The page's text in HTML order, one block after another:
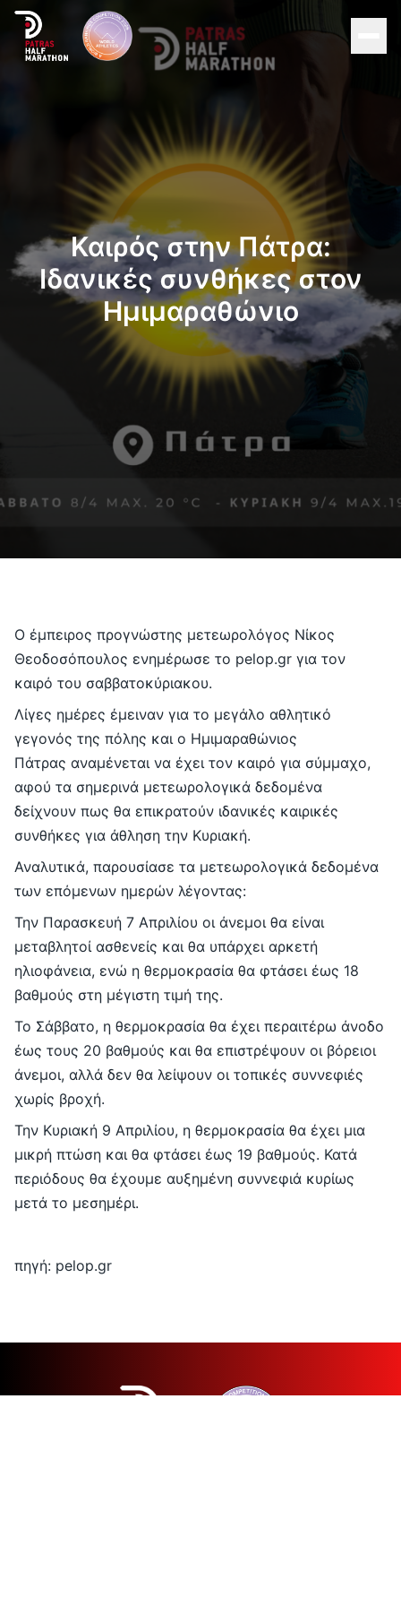
Υποστηρικτές
About Patras
Καιρός στην Πάτρα:
Ιδανικές συνθήκες στον
Ημιμαραθώνιο
Ο έμπειρος προγνώστης μετεωρολόγος Νίκος
Θεοδοσόπουλος ενημέρωσε το pelop.gr για τον
καιρό του σαββατοκύριακου.
Λίγες ημέρες έμειναν για το μεγάλο αθλητικό
γεγονός της πόλης και ο Ημιμαραθώνιος
Πάτρας αναμένεται να έχει τον καιρό για σύμμαχο,
αφού τα σημερινά μετεωρολογικά δεδομένα
δείχνουν πως θα επικρατούν ιδανικές καιρικές
συνθήκες για άθληση την Κυριακή.
Αναλυτικά, παρουσίασε τα μετεωρολογικά δεδομένα
των επόμενων ημερών λέγοντας:
Την Παρασκευή 7 Απριλίου οι άνεμοι θα είναι
μεταβλητοί ασθενείς και θα υπάρχει αρκετή
ηλιοφάνεια, ενώ η θερμοκρασία θα φτάσει έως 18
βαθμούς στη μέγιστη τιμή της.
Το Σάββατο, η θερμοκρασία θα έχει περαιτέρω άνοδο
έως τους 20 βαθμούς και θα επιστρέψουν οι βόρειοι
άνεμοι, αλλά δεν θα λείψουν οι τοπικές συννεφιές
χωρίς βροχή.
Την Κυριακή 9 Απριλίου, η θερμοκρασία θα έχει μια
μικρή πτώση και θα φτάσει έως 19 βαθμούς. Κατά
περιόδους θα έχουμε αυξημένη συννεφιά κυρίως
μετά το μεσημέρι.
πηγή: pelop.gr